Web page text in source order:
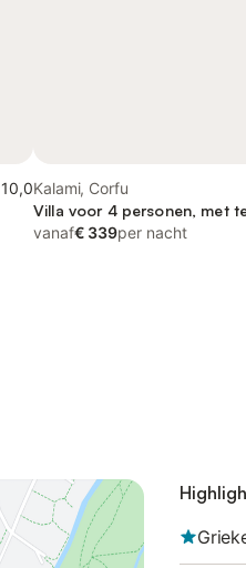
10,0Kalami, Corfu
Villa voor 4 personen, met
vanaf€ 339per nacht